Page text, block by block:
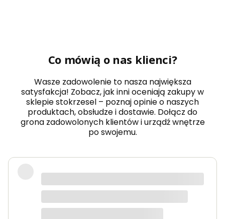
Co mówią o nas klienci?
Wasze zadowolenie to nasza największa
satysfakcja! Zobacz, jak inni oceniają zakupy w
sklepie stokrzesel – poznaj opinie o naszych
produktach, obsłudze i dostawie. Dołącz do
grona zadowolonych klientów i urządź wnętrze
po swojemu.
Fotel piękny, wygodny, polecam.
Dorota